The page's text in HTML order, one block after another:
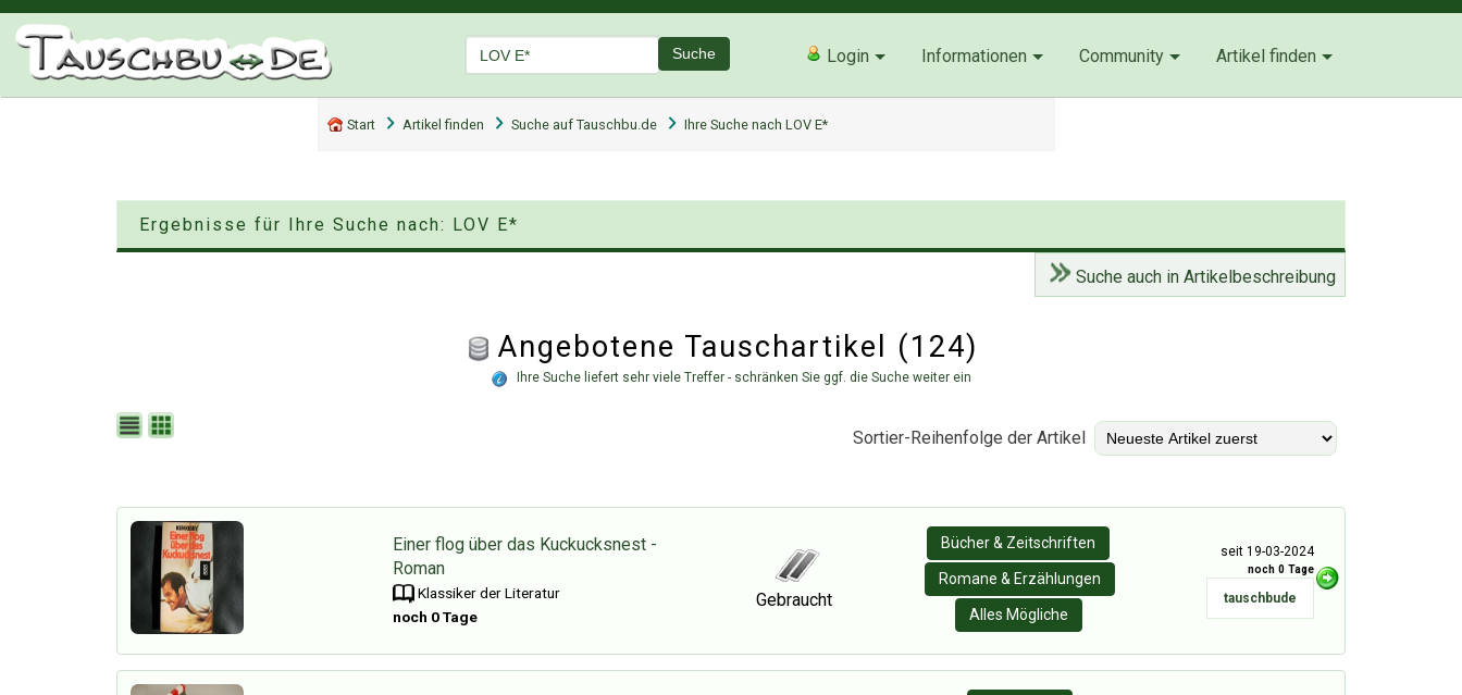
Suche Login Informationen Community Artikel finden
Start Artikel finden Suche auf Tauschbu.de Ihre Suche nach LOV E*
Ergebnisse für Ihre Suche nach: LOV E*
Suche auch in Artikelbeschreibung
Angebotene Tauschartikel (124)
Ihre Suche liefert sehr viele Treffer - schränken Sie ggf. die Suche weiter ein
Sortier-Reihenfolge der Artikel
Einer flog über das Kuckucksnest -
Roman
Klassiker der Literatur
noch 0 Tage
Gebraucht
Bücher & Zeitschriften
Romane & Erzählungen
Alles Mögliche
seit 19-03-2024
noch 0 Tage
tauschbude